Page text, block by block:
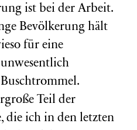
ist bei der Arbeit.
Bevölkerung hält
für eine
Teil der
die ich in den letzten